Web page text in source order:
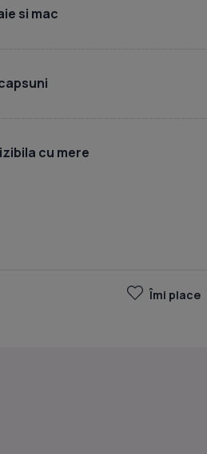
si mac
cu mere
Îmi place